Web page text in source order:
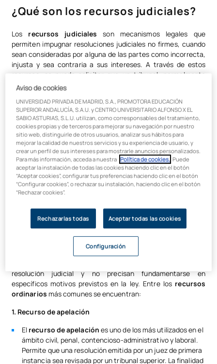
Clasificación de los recursos judiciales
¿Qué debes saber antes de presentar un recurso judicial?
¿Cuánto puede tardar la resolución de un recurso judicial?
¿Qué son los recursos judiciales?
Los recursos judiciales son mecanismos legales que
permiten impugnar resoluciones judiciales no firmes, cuando
sean consideradas por alguna de las partes como incorrecta,
injusta y sea contraria a sus intereses. A través de estos
recursos, se puede solicitar que un tribunal, normalmente
superior, revise la decisión para corregir posibles errores de
dependiendo del ámbito y el proceso judicial.
Clasificación de los recursos
judiciales
En general, losrecursos judicialesse dividen en dos grandes
categorías: recursos ordinarios y recursos extraordinarios y
Recursos ordinarios
resolución judicial y no precisan fundamentarse en
específicos motivos previstos en la ley. Entre los recursos
ordinarios más comunes se encuentran:
1. Recurso de apelación
El recurso de apelación es uno de los más utilizados en el
ámbito civil, penal, contencioso-administrativo y laboral.
Permite que una resolución emitida por un juez de primera
instancia sea revisada por un tribunal superior. La finalidad
Aviso de cookies
UNIVERSIDAD PRIVADA DE MADRID, S.A., PROMOTORA EDUCACIÓN
SUPERIOR ANDALUCÍA, S.A.U. y CENTRO UNIVERSITARIO ALFONSO X EL
SABIO ASTURIAS, S.L.U. utilizan, como corresponsables del tratamiento,
cookies propias y de terceros para mejorar su navegación por nuestro
sitio web, distinguirle de otros usuarios, analizar sus hábitos para
mejorar la calidad de nuestros servicios y su experiencia de usuario, y
crear un perfil de sus intereses para mostrarle anuncios personalizados.
Para más información, acceda a nuestra Política de cookies. . Puede
aceptar la instalación de todas las cookies haciendo clic en el botón
“Aceptar cookies”, configurar tus preferencias haciendo clic en el botón
“Configurar cookies”, o rechazar su instalación, haciendo clic en el botón
“Rechazar cookies”.
Rechazarlas todas Aceptar todas las cookies
Configuración